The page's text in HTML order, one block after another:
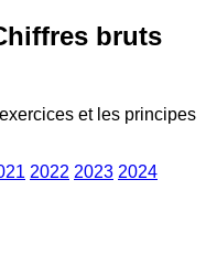
bruts
et les principes
2022 2023 2024